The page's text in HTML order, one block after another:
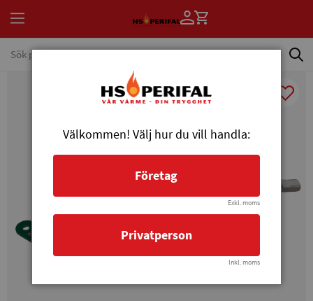
Välkommen! Välj hur du vill handla:
Företag
Exkl. moms
Privatperson
Inkl. moms